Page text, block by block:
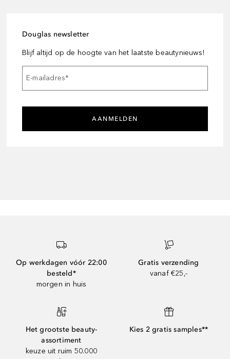
Douglas newsletter
Blijf altijd op de hoogte van het laatste beautynieuws!
E-mailadres*
AANMELDEN
Op werkdagen vóór 22:00
besteld*
morgen in huis
Gratis verzending
vanaf €25,-
Het grootste beauty-
assortiment
keuze uit ruim 50.000
Kies 2 gratis samples**